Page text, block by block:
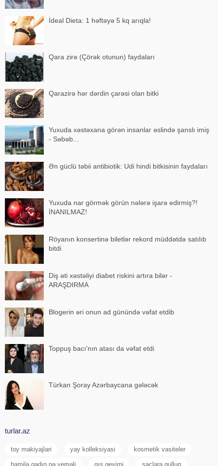
İdeal Dieta: 1 həftəyə 5 kq arıqla!
Qara zirə (Çörək otunun) faydaları
Qarazirə hər dərdin çarəsi olan bitki
Yuxuda xəstəxana görən insanlar əslində şanslı imiş
- Səbəb...
Ən güclü təbii antibiotik: Udi hindi bitkisinin faydaları
Yuxuda nar görmək görün nələrə işarə edirmiş?!
İNANILMAZ!
Röyanın konsertinə biletlər rekord müddətdə satılıb
bitdi
Diş əti xəstəliyi diabet riskini artıra bilər -
ARAŞDIRMA
Blogerin əri onun ad günündə vəfat etdib
Toppuş bacı'nın atası da vəfat etdi
Türkan Şoray Azərbaycana gələcək
turlar.az
toy makiyajlari yay kolleksiyasi kosmetik vasiteler
hamilə qadın nə yeməli qış geyimi saçlara qulluq